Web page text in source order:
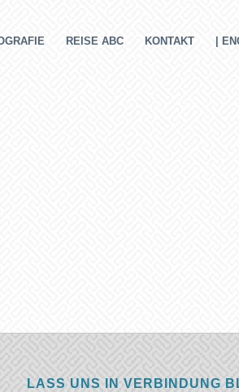
REISE ABC KONTAKT |
LASS UNS IN VERBINDUNG